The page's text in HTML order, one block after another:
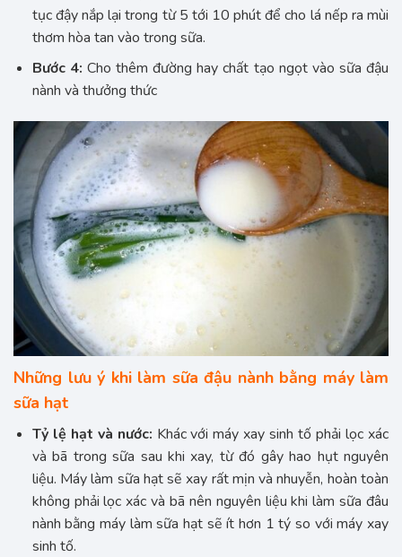
tục đậy nắp lại trong từ 5 tới 10 phút để cho lá nếp ra mùi
thơm hòa tan vào trong sữa.
Bước 4: Cho thêm đường hay chất tạo ngọt vào sữa đậu
nành và thưởng thức
Những lưu ý khi làm sữa đậu nành bằng máy làm
sữa hạt
Tỷ lệ hạt và nước: Khác với máy xay sinh tố phải lọc xác
và bã trong sữa sau khi xay, từ đó gây hao hụt nguyên
liệu. Máy làm sữa hạt sẽ xay rất mịn và nhuyễn, hoàn toàn
không phải lọc xác và bã nên nguyên liệu khi làm sữa đâu
nành bằng máy làm sữa hạt sẽ ít hơn 1 tý so với máy xay
sinh tố.